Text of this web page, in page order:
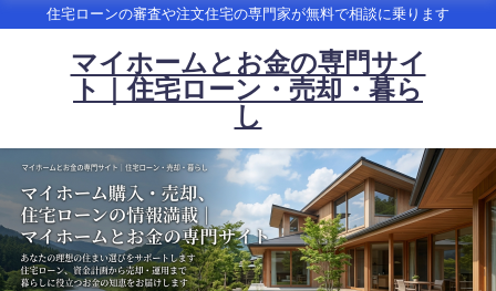
住宅ローンの審査や注文住宅の専門家が無料で相談に乗ります
マイホームとお金の専門サイ
ト｜住宅ローン・売却・暮ら
し